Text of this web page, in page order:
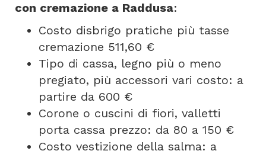
con cremazione a Raddusa:
Costo disbrigo pratiche più tasse
cremazione 511,60 €
Tipo di cassa, legno più o meno
pregiato, più accessori vari costo: a
partire da 600 €
Corone o cuscini di fiori, valletti
porta cassa prezzo: da 80 a 150 €
Costo vestizione della salma: a